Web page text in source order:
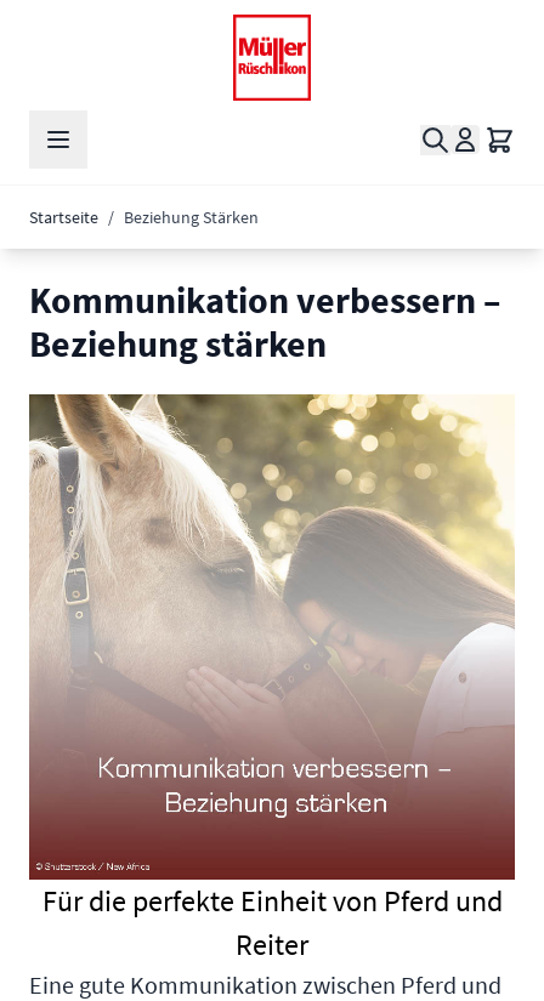
Suche
Startseite / Beziehung Stärken
Kommunikation verbessern –
Beziehung stärken
Für die perfekte Einheit von Pferd und
Reiter
Eine gute Kommunikation zwischen Pferd und